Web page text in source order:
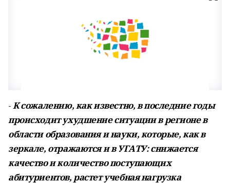
-К сожалению, как известно, в последние годы
происходит ухудшение ситуации в регионе в
области образования и науки, которые, как в
зеркале, отражаются и в УГАТУ: снижается
качество и количество поступающих
абитуриентов, растет учебная нагрузка